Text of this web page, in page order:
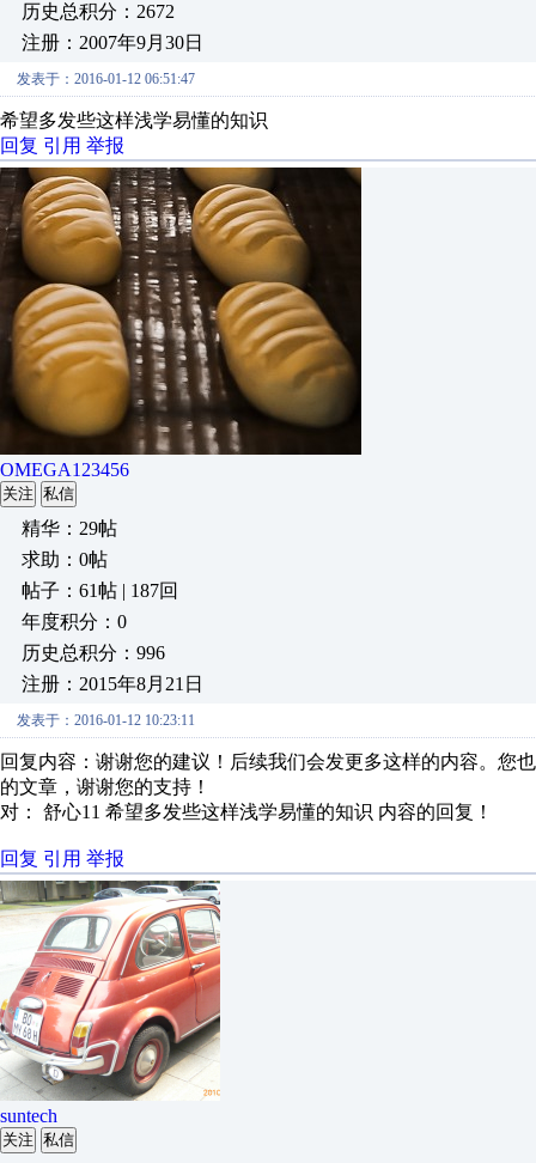
历史总积分：2672
注册：2007年9月30日
发表于：2016-01-12 06:51:47
希望多发些这样浅学易懂的知识
回复 引用 举报
OMEGA123456
关注 私信
精华：29帖
求助：0帖
帖子：61帖 | 187回
年度积分：0
历史总积分：996
注册：2015年8月21日
发表于：2016-01-12 10:23:11
回复内容：谢谢您的建议！后续我们会发更多这样的内容。您
的文章，谢谢您的支持！
对： 舒心11 希望多发些这样浅学易懂的知识 内容的回复！
回复 引用 举报
suntech
关注 私信